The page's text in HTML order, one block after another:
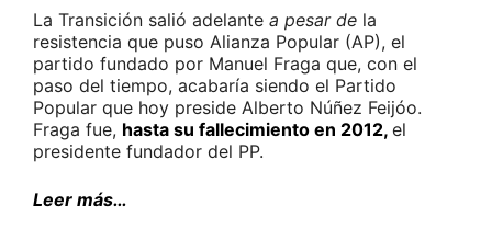
La Transición salió adelante a pesar de la
resistencia que puso Alianza Popular (AP), el
partido fundado por Manuel Fraga que, con el
paso del tiempo, acabaría siendo el Partido
Popular que hoy preside Alberto Núñez Feijóo.
Fraga fue, hasta su fallecimiento en 2012, el
presidente fundador del PP.
Leer más…